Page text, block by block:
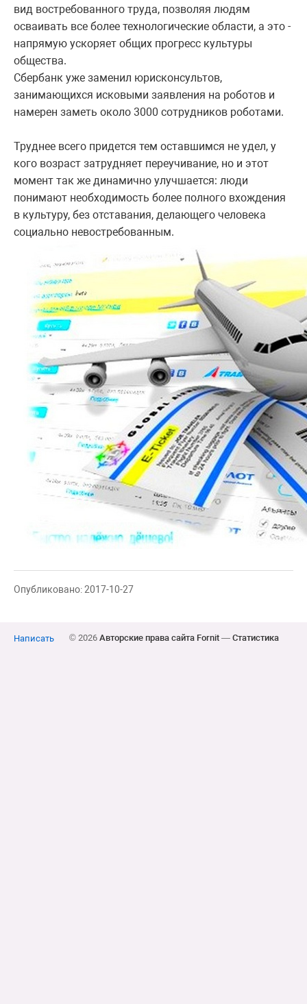
вид востребованного труда, позволяя людям
осваивать все более технологические области, а это -
напрямую ускоряет общих прогресс культуры
общества.
Сбербанк уже заменил юрисконсультов,
занимающихся исковыми заявления на роботов и
намерен заметь около 3000 сотрудников роботами.
Труднее всего придется тем оставшимся не удел, у
кого возраст затрудняет переучивание, но и этот
момент так же динамично улучшается: люди
понимают необходимость более полного вхождения
в культуру, без отставания, делающего человека
социально невостребованным.
Опубликовано: 2017-10-27
Написать © 2026 Авторские права сайта Fornit— Статистика